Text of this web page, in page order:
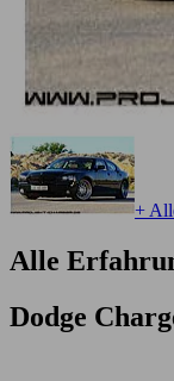
+
Alle
Dodge